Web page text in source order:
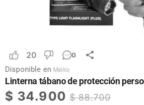
20 0
Disponible en Meiko
Linterna tábano de protección
$ 34.900 $88.700